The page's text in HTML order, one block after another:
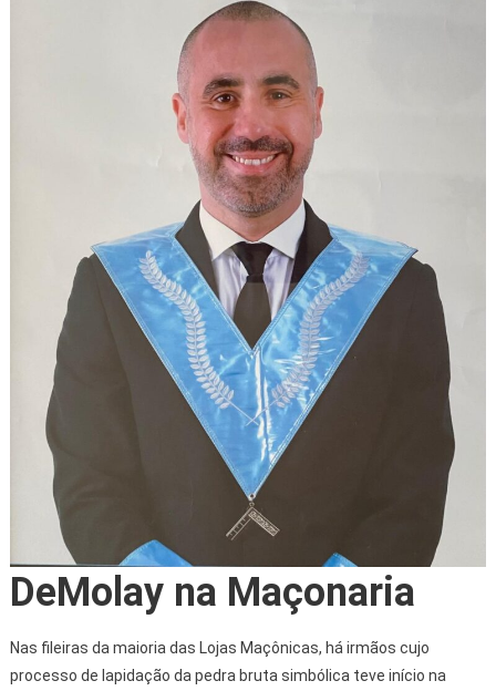
DeMolay na Maçonaria
Nas fileiras da maioria das Lojas Maçônicas, há irmãos cujo
processo de lapidação da pedra bruta simbólica teve início na